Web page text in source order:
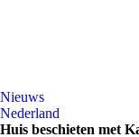
Nieuws
Nederland
Huis beschieten met